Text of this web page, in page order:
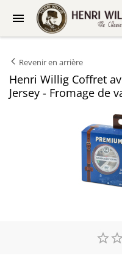
Revenir en arrière
Henri Willig Coffret
Jersey - Fromage de